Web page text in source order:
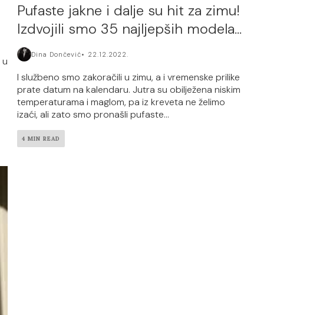
Pufaste jakne i dalje su hit za zimu!
Izdvojili smo 35 najljepših modela…
Dina Dončević 22.12.2022.
I službeno smo zakoračili u zimu, a i vremenske prilike
prate datum na kalendaru. Jutra su obilježena niskim
temperaturama i maglom, pa iz kreveta ne želimo
izaći, ali zato smo pronašli pufaste...
4 MIN READ